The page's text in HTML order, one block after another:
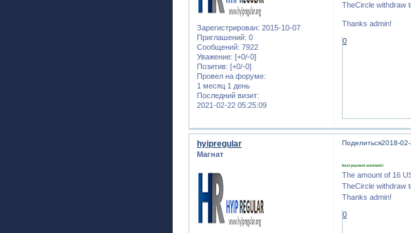
Зарегистрирован: 2015-10-07
Приглашений: 0
Сообщений: 7922
Уважение: [+0/-0]
Позитив: [+0/-0]
Провел на форуме:
1 месяц 1 день
Последний визит:
2021-02-22 05:25:09
TheCircle withdraw
Thanks admin!
0
Поделиться2018-
hyipregular
Магнат
Next payment automatic!
The amount of 16
TheCircle withdraw
Thanks admin!
0